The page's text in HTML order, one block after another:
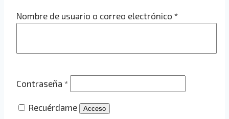
Nombre de usuario o correo electrónico *Obligatorio
Contraseña *Obligatorio
Recuérdame Acceso